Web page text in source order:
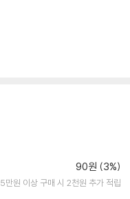
90원 (3%)
5만원 이상 구매 시 2천원 추가 적립